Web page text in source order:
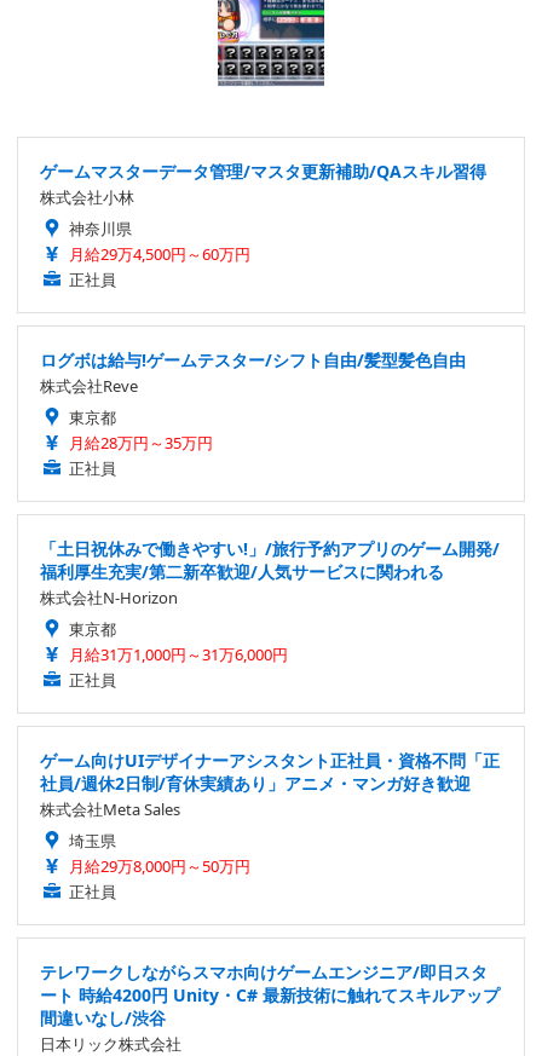
ゲームマスターデータ管理/マスタ更新補助/QAスキル習得
株式会社小林
神奈川県
月給29万4,500円～60万円
正社員
ログボは給与!ゲームテスター/シフト自由/髪型髪色自由
株式会社Reve
東京都
月給28万円～35万円
正社員
「土日祝休みで働きやすい!」/旅行予約アプリのゲーム開発/
福利厚生充実/第二新卒歓迎/人気サービスに関われる
株式会社N-Horizon
東京都
月給31万1,000円～31万6,000円
正社員
ゲーム向けUIデザイナーアシスタント正社員・資格不問「正
社員/週休2日制/育休実績あり」アニメ・マンガ好き歓迎
株式会社Meta Sales
埼玉県
月給29万8,000円～50万円
正社員
テレワークしながらスマホ向けゲームエンジニア/即日スタ
ート 時給4200円 Unity・C# 最新技術に触れてスキルアップ
間違いなし/渋谷
日本リック株式会社